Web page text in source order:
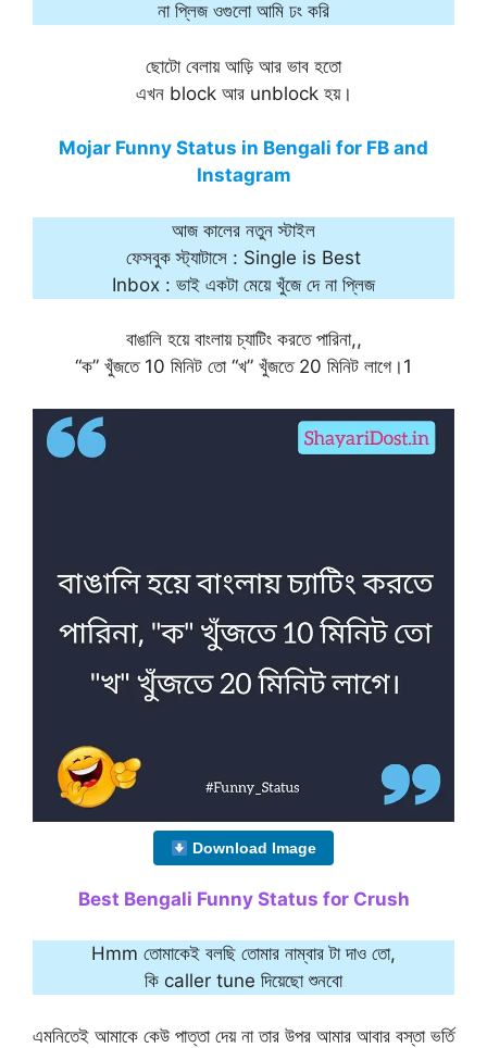
না প্লিজ ওগুলো আমি ঢং করি
ছোটো বেলায় আড়ি আর ভাব হতো
এখন block আর unblock হয়।
Mojar Funny Status in Bengali for FB and
Instagram
আজ কালের নতুন স্টাইল
ফেসবুক স্ট্যাটাসে : Single is Best
Inbox : ভাই একটা মেয়ে খুঁজে দে না প্লিজ
বাঙালি হয়ে বাংলায় চ্যাটিং করতে পারিনা,,
“ক” খুঁজতে 10 মিনিট তো “খ” খুঁজতে 20 মিনিট লাগে।1
Download Image
Best Bengali Funny Status for Crush
Hmm তোমাকেই বলছি তোমার নাম্বার টা দাও তো,
কি caller tune দিয়েছো শুনবো
এমনিতেই আমাকে কেউ পাত্তা দেয় না তার উপর আমার আবার বস্তা ভর্তি